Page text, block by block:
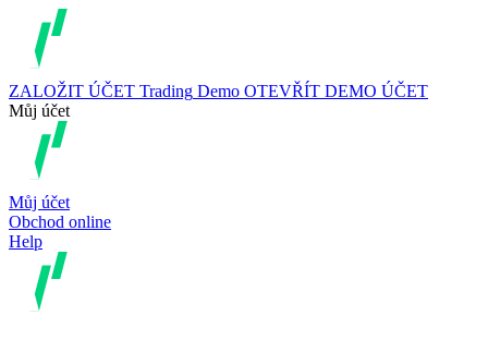
ZALOŽIT ÚČET Trading Demo OTEVŘÍT DEMO ÚČET
Můj účet
Můj účet
Obchod online
Help